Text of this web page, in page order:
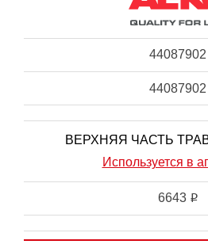
44087902
44087902
ВЕРХНЯЯ ЧАСТЬ
Используется в
6643 i